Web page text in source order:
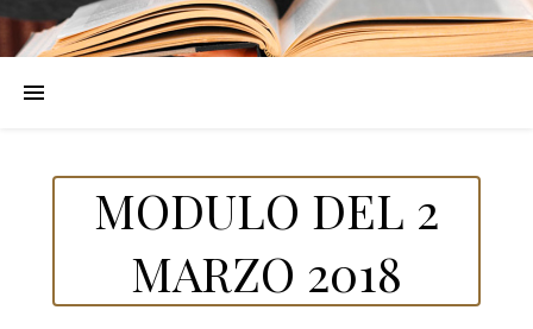
MODULO DEL 2
MARZO 2018